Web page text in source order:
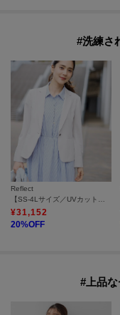
#洗練さ
Reflect
【SS-4Lサイズ／UVカット／接触冷感】匠ジャケット／ベーシックテーラード
¥31,152
20%OFF
#上品